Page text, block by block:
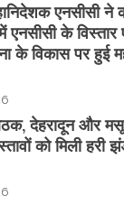
एनसीसी ने
एनसीसी के
के विकास पर हुई
बैठक, देहरादून और
को मिली हरी